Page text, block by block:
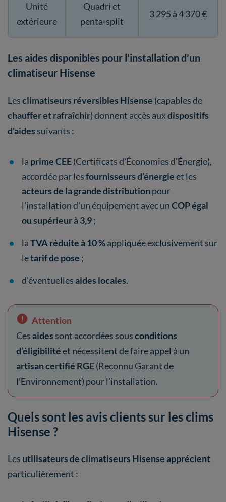
Unité
extérieure
Quadri et
penta-split
3 295 à 4 370 €
Les aides disponibles pour l’installation d’un
climatiseur Hisense
Lesclimatiseurs réversibles Hisense (capables de
chauffer et rafraîchir) donnent accès auxdispositifs
d'aides suivants :
la prime CEE(Certificats d'Économies d'Énergie),
accordée par lesfournisseurs d’énergieet les
acteurs de la grande distributionpour
l'installation d'un équipement avec unCOP égal
ou supérieur à 3,9;
laTVA réduite à 10 %appliquée exclusivement sur
letarif de pose ;
d’éventuellesaides locales.
Attention
Cesaides sont accordées sousconditions
d’éligibilitéet nécessitent de faire appel à un
artisan certifié RGE(Reconnu Garant de
l’Environnement) pour l’installation.
Quels sont les avis clients sur les clims
Hisense ?
Les utilisateurs de climatiseurs Hisense apprécient
particulièrement :